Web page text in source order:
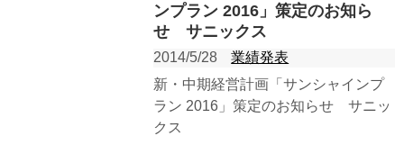
ンプラン 2016」策定のお知ら
せ サニックス
2014/5/28
業績発表
新・中期経営計画「サンシャインプ
ラン 2016」策定のお知らせ サニッ
クス